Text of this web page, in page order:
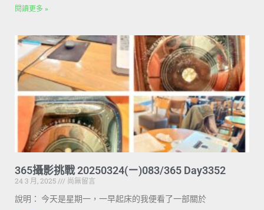
閱讀更多 »
365攝影挑戰 20250324(ㄧ)083/365 Day3352
24 3 月, 2025
尚無留言
說明： 今天是星期一，一早起床的我便看了一部關於